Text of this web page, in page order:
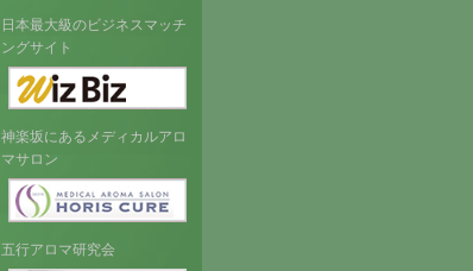
日本最大級のビジネスマッチ
ングサイト
神楽坂にあるメディカルアロ
マサロン
五行アロマ研究会